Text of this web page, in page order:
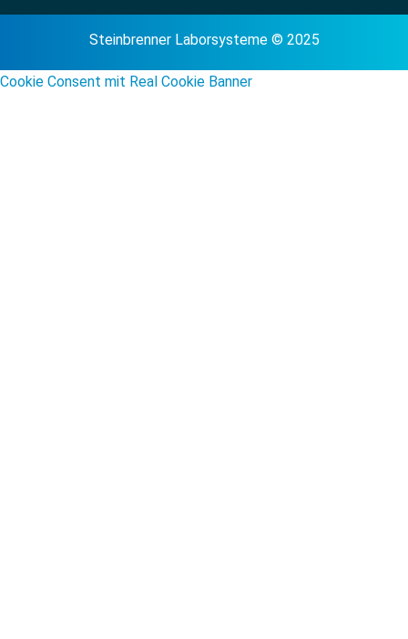
Steinbrenner Laborsysteme © 2025
Cookie Consent mit Real Cookie Banner